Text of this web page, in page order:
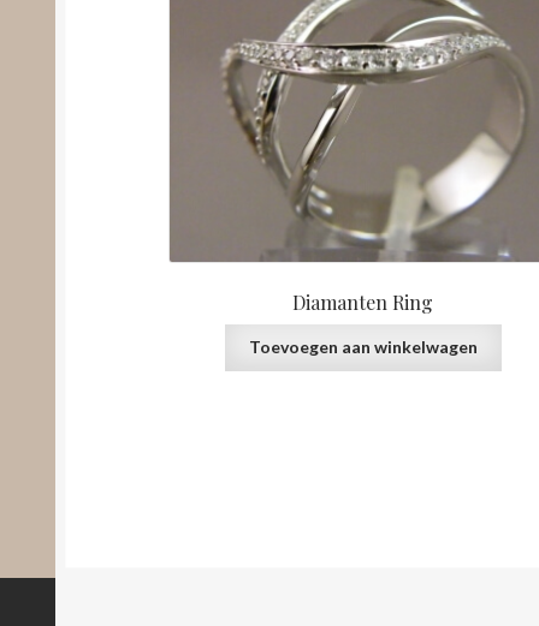
Diamanten Ring
Toevoegen aan winkelwagen